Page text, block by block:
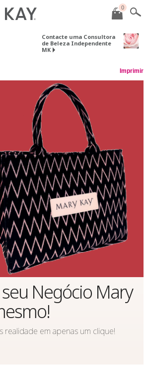
0
Contacte uma Consultora
de Beleza Independente
MK
Imprimir
Negócio Mary
realidade em apenas um clique!